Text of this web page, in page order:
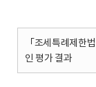
「조세특례제한
인 평가 결과